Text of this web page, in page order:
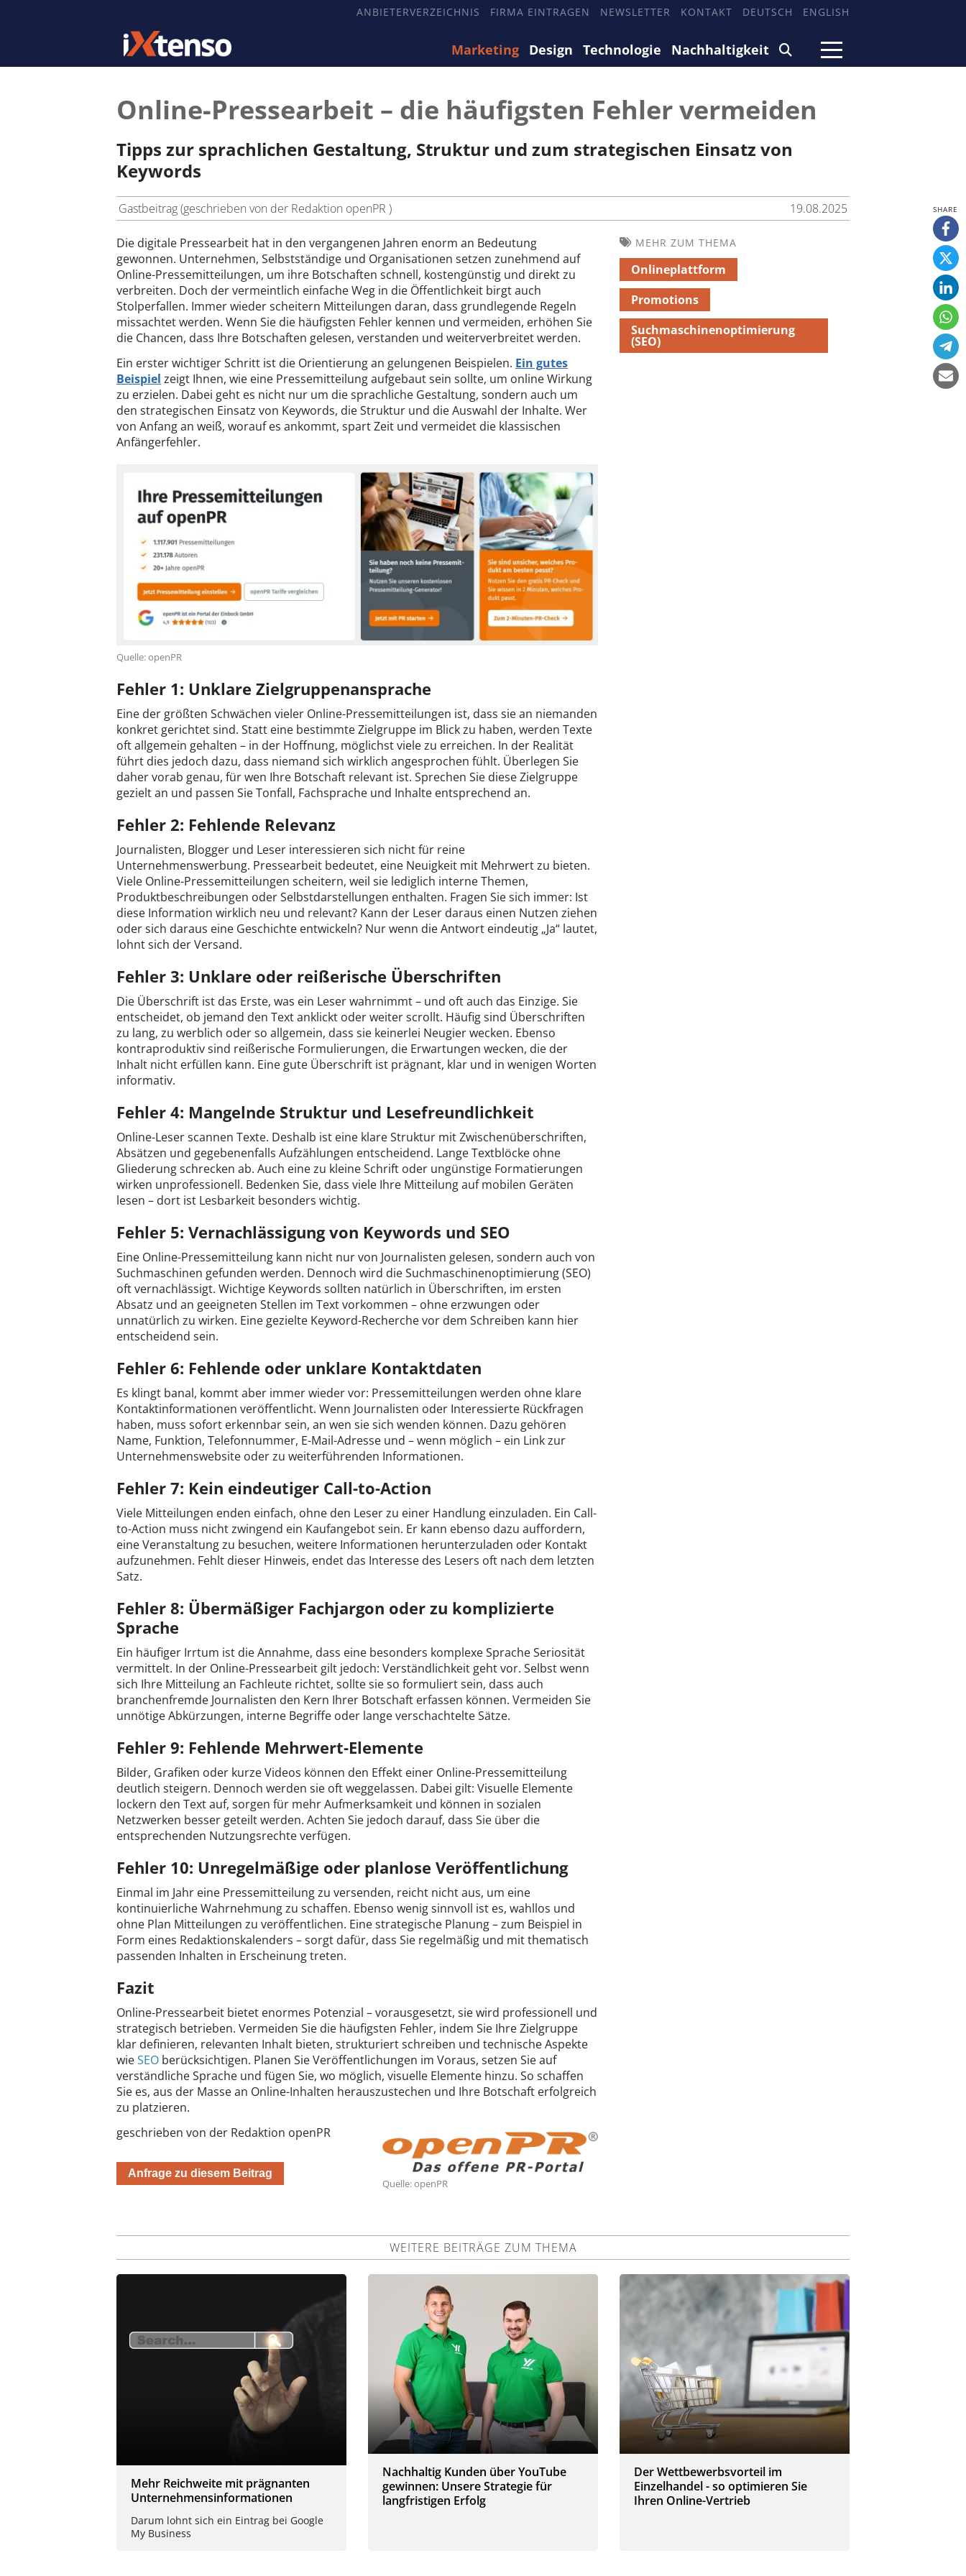
ANBIETERVERZEICHNIS FIRMA EINTRAGEN NEWSLETTER KONTAKT DEUTSCH ENGLISH
Marketing Design Technologie Nachhaltigkeit
Online-Pressearbeit – die häufigsten Fehler vermeiden
Tipps zur sprachlichen Gestaltung, Struktur und zum strategischen Einsatz von
Keywords
Gastbeitrag (geschrieben von der Redaktion openPR ) 19.08.2025
Die digitale Pressearbeit hat in den vergangenen Jahren enorm an Bedeutung
gewonnen. Unternehmen, Selbstständige und Organisationen setzen zunehmend auf
Online-Pressemitteilungen, um ihre Botschaften schnell, kostengünstig und direkt zu
verbreiten. Doch der vermeintlich einfache Weg in die Öffentlichkeit birgt auch
Stolperfallen. Immer wieder scheitern Mitteilungen daran, dass grundlegende Regeln
missachtet werden. Wenn Sie die häufigsten Fehler kennen und vermeiden, erhöhen Sie
die Chancen, dass Ihre Botschaften gelesen, verstanden und weiterverbreitet werden.
Ein erster wichtiger Schritt ist die Orientierung an gelungenen Beispielen. Ein gutes
Beispiel zeigt Ihnen, wie eine Pressemitteilung aufgebaut sein sollte, um online Wirkung
zu erzielen. Dabei geht es nicht nur um die sprachliche Gestaltung, sondern auch um
den strategischen Einsatz von Keywords, die Struktur und die Auswahl der Inhalte. Wer
von Anfang an weiß, worauf es ankommt, spart Zeit und vermeidet die klassischen
Anfängerfehler.
Quelle: openPR
Fehler 1: Unklare Zielgruppenansprache
Eine der größten Schwächen vieler Online-Pressemitteilungen ist, dass sie an niemanden
konkret gerichtet sind. Statt eine bestimmte Zielgruppe im Blick zu haben, werden Texte
oft allgemein gehalten – in der Hoffnung, möglichst viele zu erreichen. In der Realität
führt dies jedoch dazu, dass niemand sich wirklich angesprochen fühlt. Überlegen Sie
daher vorab genau, für wen Ihre Botschaft relevant ist. Sprechen Sie diese Zielgruppe
gezielt an und passen Sie Tonfall, Fachsprache und Inhalte entsprechend an.
Fehler 2: Fehlende Relevanz
Journalisten, Blogger und Leser interessieren sich nicht für reine
Unternehmenswerbung. Pressearbeit bedeutet, eine Neuigkeit mit Mehrwert zu bieten.
Viele Online-Pressemitteilungen scheitern, weil sie lediglich interne Themen,
Produktbeschreibungen oder Selbstdarstellungen enthalten. Fragen Sie sich immer: Ist
diese Information wirklich neu und relevant? Kann der Leser daraus einen Nutzen ziehen
oder sich daraus eine Geschichte entwickeln? Nur wenn die Antwort eindeutig „Ja“ lautet,
lohnt sich der Versand.
Fehler 3: Unklare oder reißerische Überschriften
Die Überschrift ist das Erste, was ein Leser wahrnimmt – und oft auch das Einzige. Sie
entscheidet, ob jemand den Text anklickt oder weiter scrollt. Häufig sind Überschriften
zu lang, zu werblich oder so allgemein, dass sie keinerlei Neugier wecken. Ebenso
kontraproduktiv sind reißerische Formulierungen, die Erwartungen wecken, die der
Inhalt nicht erfüllen kann. Eine gute Überschrift ist prägnant, klar und in wenigen Worten
informativ.
Fehler 4: Mangelnde Struktur und Lesefreundlichkeit
Online-Leser scannen Texte. Deshalb ist eine klare Struktur mit Zwischenüberschriften,
Absätzen und gegebenenfalls Aufzählungen entscheidend. Lange Textblöcke ohne
Gliederung schrecken ab. Auch eine zu kleine Schrift oder ungünstige Formatierungen
wirken unprofessionell. Bedenken Sie, dass viele Ihre Mitteilung auf mobilen Geräten
lesen – dort ist Lesbarkeit besonders wichtig.
Fehler 5: Vernachlässigung von Keywords und SEO
Eine Online-Pressemitteilung kann nicht nur von Journalisten gelesen, sondern auch von
Suchmaschinen gefunden werden. Dennoch wird die Suchmaschinenoptimierung (SEO)
oft vernachlässigt. Wichtige Keywords sollten natürlich in Überschriften, im ersten
Absatz und an geeigneten Stellen im Text vorkommen – ohne erzwungen oder
unnatürlich zu wirken. Eine gezielte Keyword-Recherche vor dem Schreiben kann hier
entscheidend sein.
Fehler 6: Fehlende oder unklare Kontaktdaten
Es klingt banal, kommt aber immer wieder vor: Pressemitteilungen werden ohne klare
Kontaktinformationen veröffentlicht. Wenn Journalisten oder Interessierte Rückfragen
haben, muss sofort erkennbar sein, an wen sie sich wenden können. Dazu gehören
Name, Funktion, Telefonnummer, E-Mail-Adresse und – wenn möglich – ein Link zur
Unternehmenswebsite oder zu weiterführenden Informationen.
Fehler 7: Kein eindeutiger Call-to-Action
Viele Mitteilungen enden einfach, ohne den Leser zu einer Handlung einzuladen. Ein Call-
to-Action muss nicht zwingend ein Kaufangebot sein. Er kann ebenso dazu auffordern,
eine Veranstaltung zu besuchen, weitere Informationen herunterzuladen oder Kontakt
aufzunehmen. Fehlt dieser Hinweis, endet das Interesse des Lesers oft nach dem letzten
Satz.
Fehler 8: Übermäßiger Fachjargon oder zu komplizierte
Sprache
Ein häufiger Irrtum ist die Annahme, dass eine besonders komplexe Sprache Seriosität
vermittelt. In der Online-Pressearbeit gilt jedoch: Verständlichkeit geht vor. Selbst wenn
sich Ihre Mitteilung an Fachleute richtet, sollte sie so formuliert sein, dass auch
branchenfremde Journalisten den Kern Ihrer Botschaft erfassen können. Vermeiden Sie
unnötige Abkürzungen, interne Begriffe oder lange verschachtelte Sätze.
Fehler 9: Fehlende Mehrwert-Elemente
Bilder, Grafiken oder kurze Videos können den Effekt einer Online-Pressemitteilung
deutlich steigern. Dennoch werden sie oft weggelassen. Dabei gilt: Visuelle Elemente
lockern den Text auf, sorgen für mehr Aufmerksamkeit und können in sozialen
Netzwerken besser geteilt werden. Achten Sie jedoch darauf, dass Sie über die
entsprechenden Nutzungsrechte verfügen.
Fehler 10: Unregelmäßige oder planlose Veröffentlichung
Einmal im Jahr eine Pressemitteilung zu versenden, reicht nicht aus, um eine
kontinuierliche Wahrnehmung zu schaffen. Ebenso wenig sinnvoll ist es, wahllos und
ohne Plan Mitteilungen zu veröffentlichen. Eine strategische Planung – zum Beispiel in
Form eines Redaktionskalenders – sorgt dafür, dass Sie regelmäßig und mit thematisch
passenden Inhalten in Erscheinung treten.
Fazit
Online-Pressearbeit bietet enormes Potenzial – vorausgesetzt, sie wird professionell und
strategisch betrieben. Vermeiden Sie die häufigsten Fehler, indem Sie Ihre Zielgruppe
klar definieren, relevanten Inhalt bieten, strukturiert schreiben und technische Aspekte
wieSEO berücksichtigen. Planen Sie Veröffentlichungen im Voraus, setzen Sie auf
verständliche Sprache und fügen Sie, wo möglich, visuelle Elemente hinzu. So schaffen
Sie es, aus der Masse an Online-Inhalten herauszustechen und Ihre Botschaft erfolgreich
zu platzieren.
Quelle: openPR
geschrieben von der Redaktion openPR
Anfrage zu diesem Beitrag
MEHR ZUM THEMA
Onlineplattform
Promotions
Suchmaschinenoptimierung
(SEO)
WEITERE BEITRÄGE ZUM THEMA
Mehr Reichweite mit prägnanten
Unternehmensinformationen
Darum lohnt sich ein Eintrag bei Google
My Business
Nachhaltig Kunden über YouTube
gewinnen: Unsere Strategie für
langfristigen Erfolg
Der Wettbewerbsvorteil im
Einzelhandel - so optimieren Sie
Ihren Online-Vertrieb